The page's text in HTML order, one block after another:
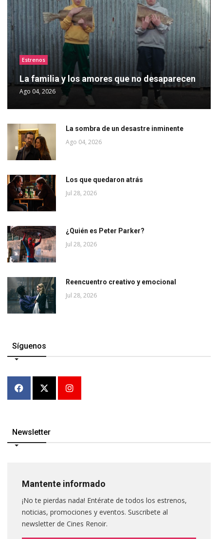
Estrenos
La familia y los amores que no desaparecen
Ago 04, 2026
La sombra de un desastre inminente
Ago 04, 2026
Los que quedaron atrás
Jul 28, 2026
¿Quién es Peter Parker?
Jul 28, 2026
Reencuentro creativo y emocional
Jul 28, 2026
Síguenos
Newsletter
Mantente informado
¡No te pierdas nada! Entérate de todos los estrenos,
noticias, promociones y eventos. Suscribete al
newsletter de Cines Renoir.